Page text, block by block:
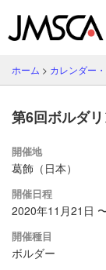
ホーム > カレンダー
第6回ボルダ
開催地
葛飾（日本）
開催日程
2020年11月21日
開催種目
ボルダー